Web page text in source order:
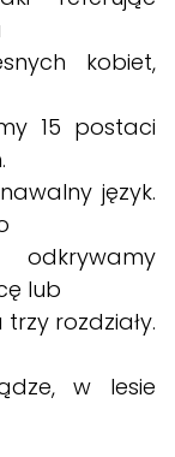
kobiet,
15 postaci
język.
odkrywamy
lub
rozdziały.
w lesie